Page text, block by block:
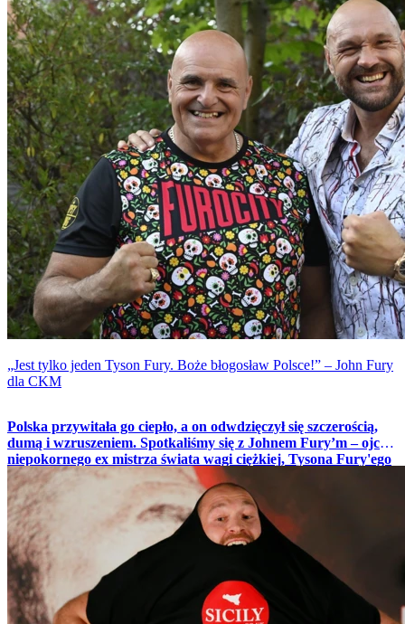
„Jest tylko jeden Tyson Fury. Boże błogosław Polsce!” – John Fury
dla CKM
Polska przywitała go ciepło, a on odwdzięczył się szczerością,
dumą i wzruszeniem. Spotkaliśmy się z Johnem Fury’m – ojcem
niepokornego ex mistrza świata wagi ciężkiej, Tysona Fury'ego
w Warszawie – gdzie brał udział w challengu firmy
Where your money works - with Tyson Fury.
nam o rodzinie, pasji, mentalnej sile boksera i wyjątkowej więzi,
jaka łączy go z synem.